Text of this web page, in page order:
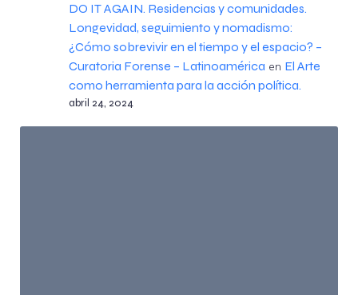
DO IT AGAIN. Residencias y comunidades.
Longevidad, seguimiento y nomadismo:
¿Cómo sobrevivir en el tiempo y el espacio? –
Curatoria Forense – Latinoamérica en El Arte
como herramienta para la acción política.
abril 24, 2024